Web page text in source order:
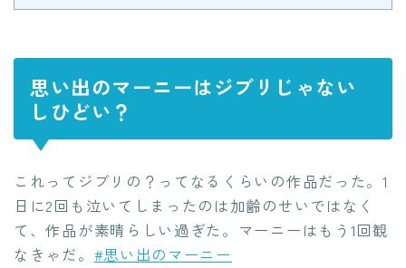
思い出のマーニーはジブリじゃない
しひどい？
これってジブリの？ってなるくらいの作品だった。1
日に2回も泣いてしまったのは加齢のせいではなく
て、作品が素晴らしい過ぎた。マーニーはもう1回観
なきゃだ。 #思い出のマーニー